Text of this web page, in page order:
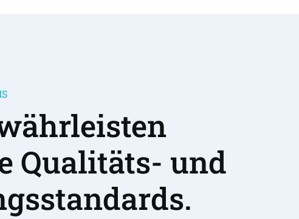
Qualitäts- und